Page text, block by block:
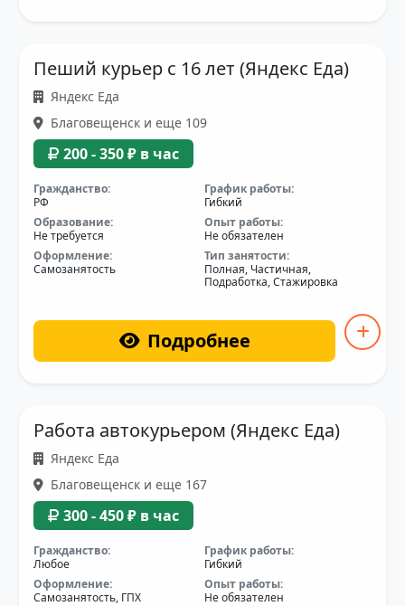
Пеший курьер с 16 лет (Яндекс Еда)
Яндекс Еда
Благовещенск и еще 109
200 - 350 ₽ в час
Гражданство:
РФ
График работы:
Гибкий
Образование:
Не требуется
Опыт работы:
Не обязателен
Оформление:
Самозанятость
Тип занятости:
Полная, Частичная,
Подработка, Стажировка
Подробнее
Работа автокурьером (Яндекс Еда)
Яндекс Еда
Благовещенск и еще 167
300 - 450 ₽ в час
Гражданство:
Любое
График работы:
Гибкий
Оформление:
Самозанятость, ГПХ
Опыт работы:
Не обязателен